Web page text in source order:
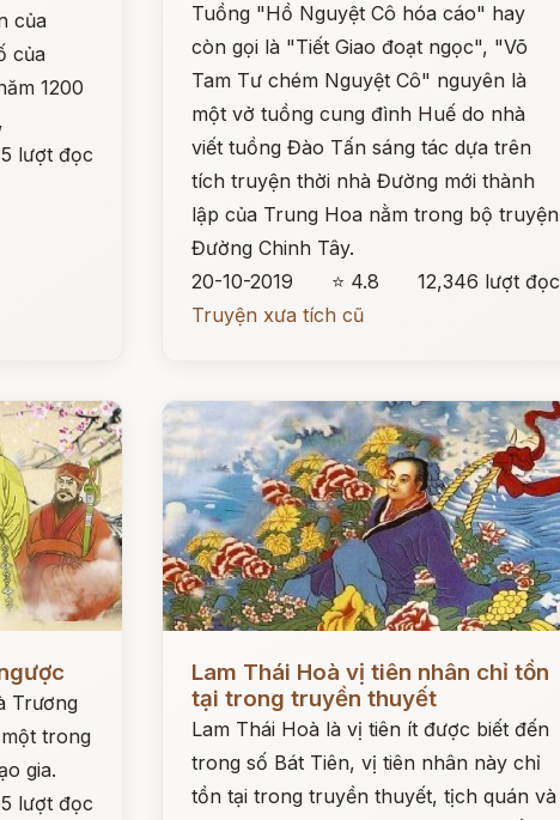
của
của
1200
lượt đọc
Tuồng "Hồ Nguyệt Cô hóa cáo" hay
còn gọi là "Tiết Giao đoạt ngọc", "Võ
Tam Tư chém Nguyệt Cô" nguyên là
một vở tuồng cung đình Huế do nhà
viết tuồng Đào Tấn sáng tác dựa trên
tích truyện thời nhà Đường mới thành
lập của Trung Hoa nằm trong bộ truyện
Đường Chinh Tây.
20-10-2019
⭐ 4.8
12,346 lượt đọc
Truyện xưa tích cũ
Trương
trong
gia.
lượt đọc
Lam Thái Hoà vị tiên nhân chỉ tồn
tại trong truyền thuyết
Lam Thái Hoà là vị tiên ít được biết đến
trong số Bát Tiên, vị tiên nhân này chỉ
tồn tại trong truyền thuyết, tịch quán và